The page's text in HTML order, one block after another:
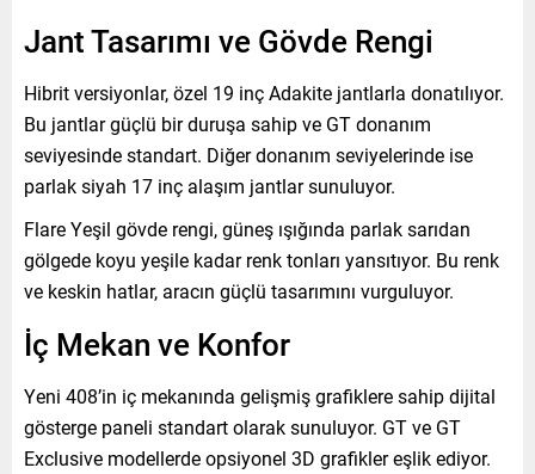
Jant Tasarımı ve Gövde Rengi
Hibrit versiyonlar, özel 19 inç Adakite jantlarla donatılıyor.
Bu jantlar güçlü bir duruşa sahip ve GT donanım
seviyesinde standart. Diğer donanım seviyelerinde ise
parlak siyah 17 inç alaşım jantlar sunuluyor.
Flare Yeşil gövde rengi, güneş ışığında parlak sarıdan
gölgede koyu yeşile kadar renk tonları yansıtıyor. Bu renk
ve keskin hatlar, aracın güçlü tasarımını vurguluyor.
İç Mekan ve Konfor
Yeni 408’in iç mekanında gelişmiş grafiklere sahip dijital
gösterge paneli standart olarak sunuluyor. GT ve GT
Exclusive modellerde opsiyonel 3D grafikler eşlik ediyor.